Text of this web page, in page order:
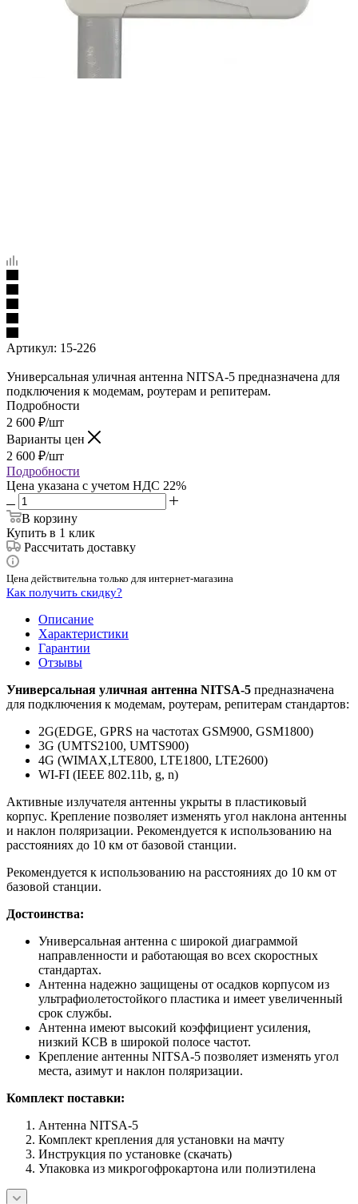
Артикул: 15-226
Универсальная уличная антенна NITSA-5 предназначена для
подключения к модемам, роутерам и репитерам.
Подробности
2 600 ₽/шт
Варианты цен
2 600 ₽/шт
Подробности
Цена указана с учетом НДС 22%
В корзину
Купить в 1 клик
Рассчитать доставку
Цена действительна только для интернет-магазина
Как получить скидку?
Описание
Характеристики
Гарантии
Отзывы
Универсальная уличная антенна NITSA-5 предназначена
для подключения к модемам, роутерам, репитерам стандартов:
2G(EDGE, GPRS на частотах GSM900, GSM1800)
3G (UMTS2100, UMTS900)
4G (WIMAX,LTE800, LTE1800, LTE2600)
WI-FI (IEEE 802.11b, g, n)
Активные излучателя антенны укрыты в пластиковый
корпус. Крепление позволяет изменять угол наклона антенны
и наклон поляризации. Рекомендуется к использованию на
расстояниях до 10 км от базовой станции.
Рекомендуется к использованию на расстояниях до 10 км от
базовой станции.
Достоинства:
Универсальная антенна с широкой диаграммой
направленности и работающая во всех скоростных
стандартах.
Антенна надежно защищены от осадков корпусом из
ультрафиолетостойкого пластика и имеет увеличенный
срок службы.
Антенна имеют высокий коэффициент усиления,
низкий КСВ в широкой полосе частот.
Крепление антенны NITSA-5 позволяет изменять угол
места, азимут и наклон поляризации.
Комплект поставки:
Антенна NITSA-5
Комплект крепления для установки на мачту
Инструкция по установке (скачать)
Упаковка из микрогофрокартона или полиэтилена